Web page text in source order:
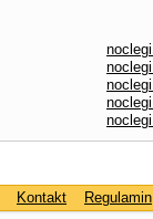
Kontakt Regulamin